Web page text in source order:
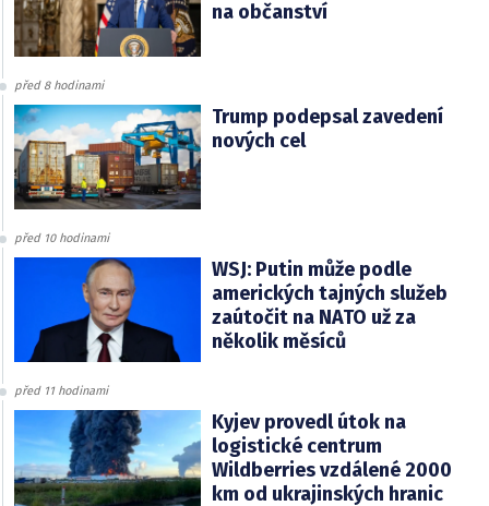
na občanství
před 8 hodinami
Trump podepsal zavedení
nových cel
před 10 hodinami
WSJ: Putin může podle
amerických tajných služeb
zaútočit na NATO už za
několik měsíců
před 11 hodinami
Kyjev provedl útok na
logistické centrum
Wildberries vzdálené 2000
km od ukrajinských hranic